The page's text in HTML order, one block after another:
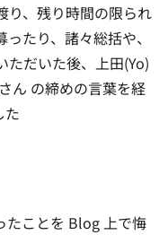
り、残り時間の限られ
たり、諸々総括や、
ただいた後、上田(Yo)
ん の締めの言葉を経
た
たことを Blog 上で悔